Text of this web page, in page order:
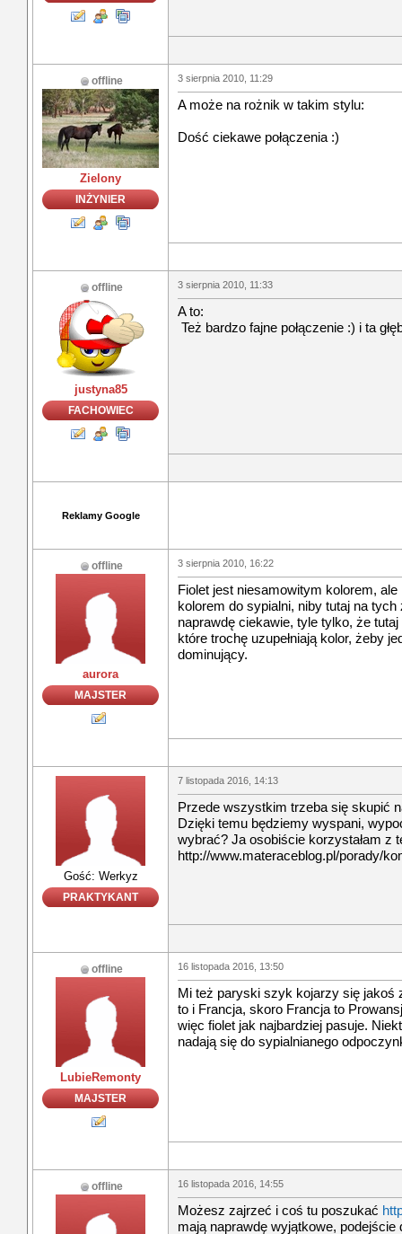
offline
Zielony
INŻYNIER
3 sierpnia 2010, 11:29
A może na rożnik w takim stylu:
Dość ciekawe połączenia :)
offline
justyna85
FACHOWIEC
3 sierpnia 2010, 11:33
A to:
Też bardzo fajne połączenie :) i ta
Reklamy Google
offline
aurora
MAJSTER
3 sierpnia 2010, 16:22
Fiolet jest niesamowitym kolorem,
kolorem do sypialni, niby tutaj na
naprawdę ciekawie, tyle tylko, że
które trochę uzupełniają kolor, żeby
dominujący.
Gość: Werkyz
PRAKTYKANT
7 listopada 2016, 14:13
Przede wszystkim trzeba się skupić
Dzięki temu będziemy wyspani,
wybrać? Ja osobiście korzystałam z
http://www.materaceblog.pl/porady/
offline
LubieRemonty
MAJSTER
16 listopada 2016, 13:50
Mi też paryski szyk kojarzy się jakoś
to i Francja, skoro Francja to
więc fiolet jak najbardziej pasuje.
nadają się do sypialnianego
offline 16 listopada 2016, 14:55
Możesz zajrzeć i coś tu poszukać
mają naprawdę wyjątkowe,